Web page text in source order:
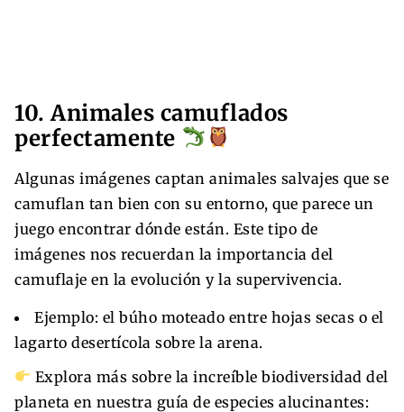
10. Animales camuflados
perfectamente
Algunas imágenes captan animales salvajes que se
camuflan tan bien con su entorno, que parece un
juego encontrar dónde están. Este tipo de
imágenes nos recuerdan la importancia del
camuflaje en la evolución y la supervivencia.
Ejemplo: el búho moteado entre hojas secas o el
lagarto desertícola sobre la arena.
Explora más sobre la increíble biodiversidad del
planeta en nuestra guía de especies alucinantes: